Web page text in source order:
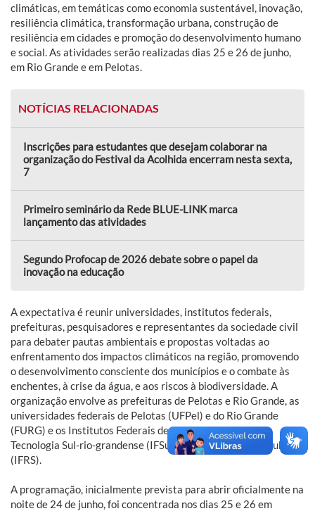
climáticas, em temáticas como economia sustentável, inovação,
resiliência climática, transformação urbana, construção de
resiliência em cidades e promoção do desenvolvimento humano
e social. As atividades serão realizadas dias 25 e 26 de junho,
em Rio Grande e em Pelotas.
NOTÍCIAS RELACIONADAS
Inscrições para estudantes que desejam colaborar na
organização do Festival da Acolhida encerram nesta sexta,
7
Primeiro seminário da Rede BLUE-LINK marca
lançamento das atividades
Segundo Profocap de 2026 debate sobre o papel da
inovação na educação
A expectativa é reunir universidades, institutos federais,
prefeituras, pesquisadores e representantes da sociedade civil
para debater pautas ambientais e propostas voltadas ao
enfrentamento dos impactos climáticos na região, promovendo
o desenvolvimento consciente dos municípios e o combate às
enchentes, à crise da água, e aos riscos à biodiversidade. A
organização envolve as prefeituras de Pelotas e Rio Grande, as
universidades federais de Pelotas (UFPel) e do Rio Grande
(FURG) e os Institutos Federais de Educação, Ciência e
Tecnologia Sul-rio-grandense (IFSul) e do Rio Grande do Sul
(IFRS).
A programação, inicialmente prevista para abrir oficialmente na
noite de 24 de junho, foi concentrada nos dias 25 e 26 em